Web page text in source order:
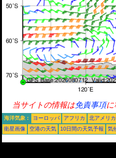
当サイトの情報は免責事項に
海洋気象 : ヨーロッパ アフリカ 北アメリカ
衛星画像
空港の天気 10日間の天気予報 気